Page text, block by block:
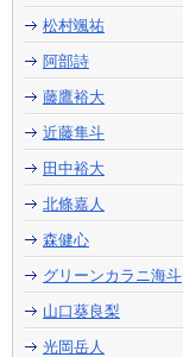
松村颯祐
阿部詩
藤鷹裕大
近藤隼斗
田中裕大
北條嘉人
森健心
グリーンカラニ海斗
山口葵良梨
光岡岳人